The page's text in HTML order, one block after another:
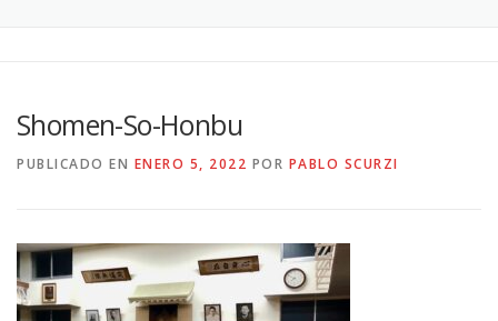
Shomen-So-Honbu
PUBLICADO EN ENERO 5, 2022 POR PABLO SCURZI